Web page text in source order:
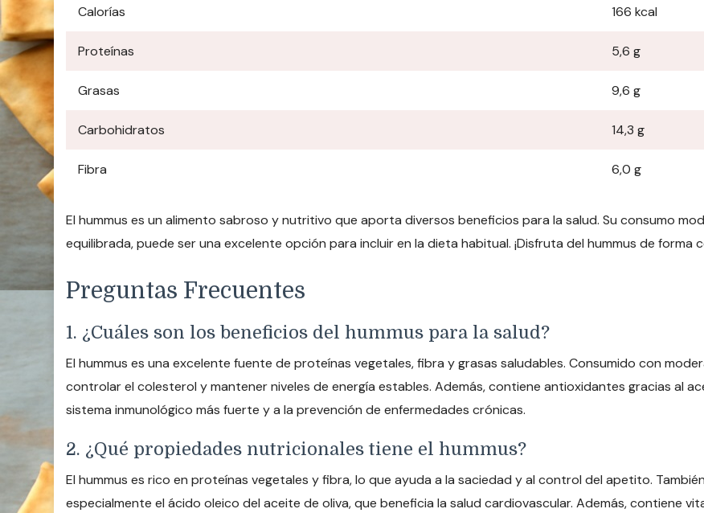
Calorías 166 kcal
Proteínas 5,6 g
Grasas 9,6 g
Carbohidratos 14,3 g
Fibra 6,0 g
El hummus es un alimento sabroso y nutritivo que aporta diversos beneficios para la salud. Su consumo
equilibrada, puede ser una excelente opción para incluir en la dieta habitual. ¡Disfruta del hummus de
Preguntas Frecuentes
1. ¿Cuáles son los beneficios del hummus para la salud?
El hummus es una excelente fuente de proteínas vegetales, fibra y grasas saludables. Consumido con
controlar el colesterol y mantener niveles de energía estables. Además, contiene antioxidantes gracias al
sistema inmunológico más fuerte y a la prevención de enfermedades crónicas.
2. ¿Qué propiedades nutricionales tiene el hummus?
El hummus es rico en proteínas vegetales y fibra, lo que ayuda a la saciedad y al control del apetito.
especialmente el ácido oleico del aceite de oliva, que beneficia la salud cardiovascular. Además, contiene